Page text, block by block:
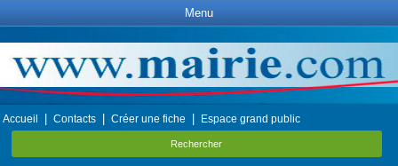
Menu
Accueil Contacts Créer une fiche Espace grand public
Rechercher